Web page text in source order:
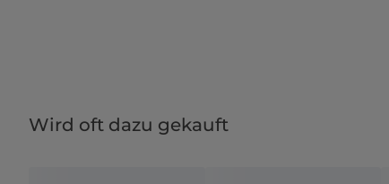
Wird oft dazu gekauft